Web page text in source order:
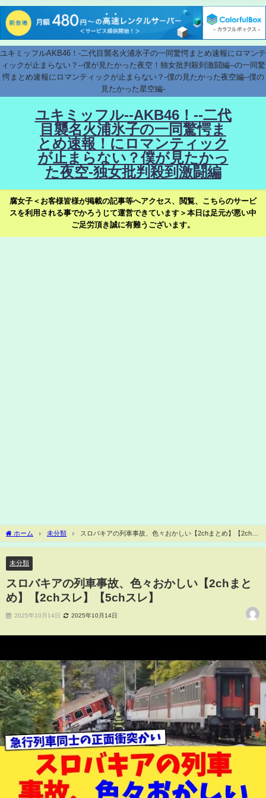
ユキミッフルAKB46！-二代目襲名火浦氷子の一同驚愕まとめ速報にロマンテ
ィックが止まらない？--僕が見たかった夜空！独女批判殺到激闘編--の一同驚
愕まとめ速報にロマンティックが止まらない？-僕の見たかった夜空編--僕の
見たかった星空編-
ユキミッフル--AKB46！--二代
目襲名火浦氷子の一同驚愕ま
とめ速報！にロマンティック
が止まらない？僕が見たかっ
た夜空-独女批判殺到激闘編
腐女子＜お客様皆様が掲載の記事等へアクセス、閲覧、こちらのサービ
スを利用される事でかろうじて運営できています＞本日は足元が悪い中
ご足労頂き誠に有難うございます。
ホーム 未分類
スロバキアの列車事故、色々おかしい【2chまとめ】【2chス
レ】【5chスレ】
未分類
スロバキアの列車事故、色々おかしい【2chまと
め】【2chスレ】【5chスレ】
2025年10月14日 2025年10月14日